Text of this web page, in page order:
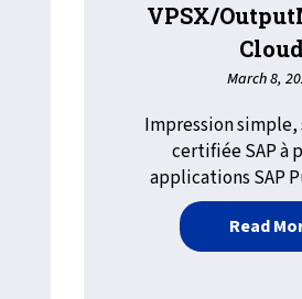
Print Manager : l'aide au service
VPSX/
Cloud
March 8,
Impression
certifiée SAP à
applications SAP
Read